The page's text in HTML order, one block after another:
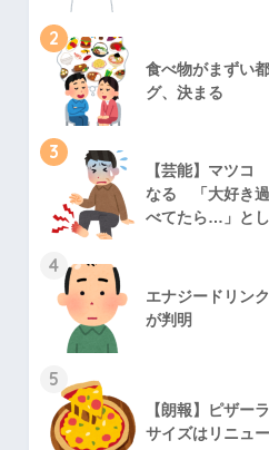
2
食べ物がまずい
グ、決まる
3
【芸能】マツ
なる 「大好き
べてたら…」と
4
エナジードリン
が判明
5
【朗報】ピザー
サイズはリニュ